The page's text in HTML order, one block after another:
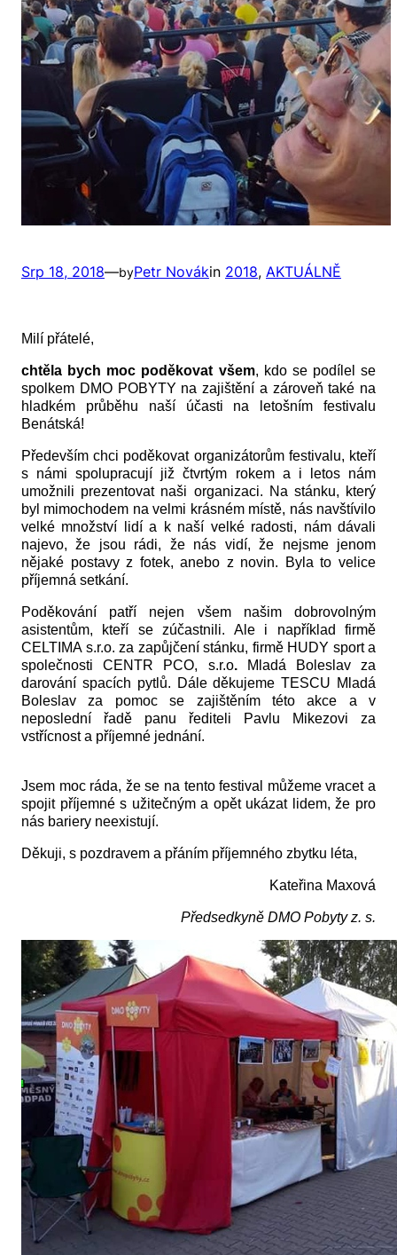
Srp 18, 2018—byPetr Novákin 2018, AKTUÁLNĚ
Milí přátelé,
chtěla bych moc poděkovat všem, kdo se podílel se
spolkem DMO POBYTY na zajištění a zároveň také na
hladkém průběhu naší účasti na letošním festivalu
Benátská!
Především chci poděkovat organizátorům festivalu, kteří
s námi spolupracují již čtvrtým rokem a i letos nám
umožnili prezentovat naši organizaci. Na stánku, který
byl mimochodem na velmi krásném místě, nás navštívilo
velké množství lidí a k naší velké radosti, nám dávali
najevo, že jsou rádi, že nás vidí, že nejsme jenom
nějaké postavy z fotek, anebo z novin. Byla to velice
příjemná setkání.
Poděkování patří nejen všem našim dobrovolným
asistentům, kteří se zúčastnili. Ale i například firmě
CELTIMA s.r.o. za zapůjčení stánku, firmě HUDY sport a
společnostiCENTR PCO, s.r.o.Mladá Boleslav za
darování spacích pytlů. Dále děkujeme TESCU Mladá
Boleslav za pomoc se zajištěním této akce a v
neposlední řadě panu řediteli Pavlu Mikezovi za
vstřícnost a příjemné jednání.
Jsem moc ráda, že se na tento festival můžeme vracet a
spojit příjemné s užitečným a opět ukázat lidem, že pro
nás bariery neexistují.
Děkuji, s pozdravem a přáním příjemného zbytku léta,
Kateřina Maxová
Předsedkyně DMO Pobyty z. s.